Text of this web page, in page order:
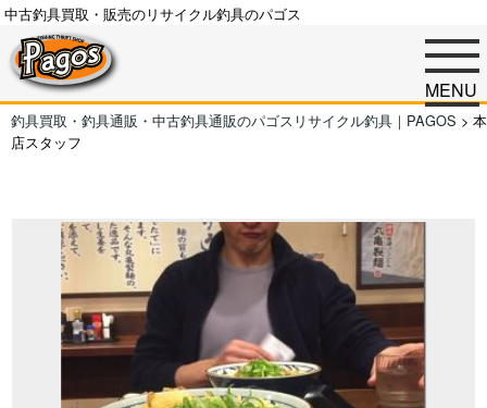
中古釣具買取・販売のリサイクル釣具のパゴス
MENU
釣具買取・釣具通販・中古釣具通販のパゴスリサイクル釣具｜PAGOS > 本
店スタッフ